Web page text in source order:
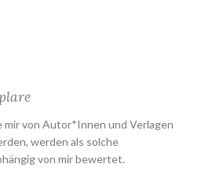
mir von Autor*Innen und Verlagen
werden als solche
von mir bewertet.